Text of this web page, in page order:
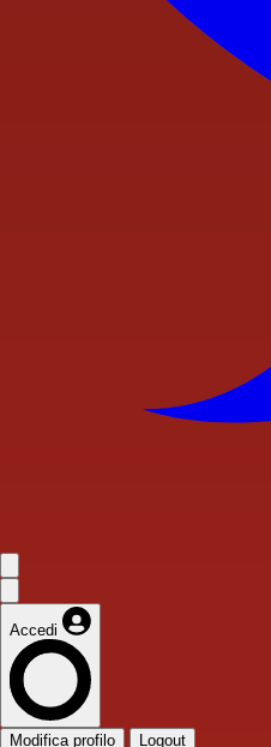
Accedi
Modifica profilo Logout